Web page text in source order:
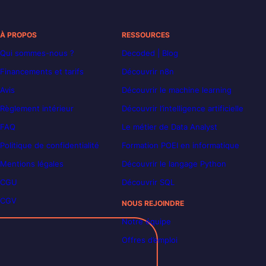
À PROPOS
Qui sommes-nous ?
Financements et tarifs
Avis
Règlement intérieur
FAQ
Politique de confidentialité
Mentions légales
CGU
CGV
RESSOURCES
Decoded | Blog
Découvrir n8n
Découvrir le machine learning
Découvrir l’intelligence artificielle
Le métier de Data Analyst
Formation POEI en informatique
Découvrir le langage Python
Découvrir SQL
NOUS REJOINDRE
Notre équipe
Offres d’emploi